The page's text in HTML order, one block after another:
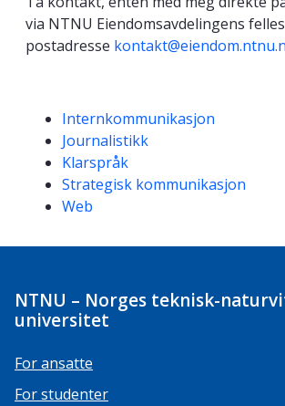
via NTNU Eiendomsavdelingens
postadresse
Kompetanseord
Internkommunikasjon
Journalistikk
Klarspråk
Strategisk kommunikasjon
Web
NTNU – Norges teknisk-
universitet
For ansatte
For studenter